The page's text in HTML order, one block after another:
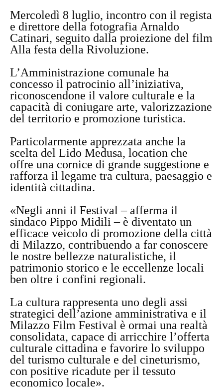
Mercoledì 8 luglio, incontro con il regista
e direttore della fotografia Arnaldo
Catinari, seguito dalla proiezione del film
Alla festa della Rivoluzione.
L’Amministrazione comunale ha
concesso il patrocinio all’iniziativa,
riconoscendone il valore culturale e la
capacità di coniugare arte, valorizzazione
del territorio e promozione turistica.
Particolarmente apprezzata anche la
scelta del Lido Medusa, location che
offre una cornice di grande suggestione e
rafforza il legame tra cultura, paesaggio e
identità cittadina.
«Negli anni il Festival – afferma il
sindaco Pippo Midili – è diventato un
efficace veicolo di promozione della città
di Milazzo, contribuendo a far conoscere
le nostre bellezze naturalistiche, il
patrimonio storico e le eccellenze locali
ben oltre i confini regionali.
La cultura rappresenta uno degli assi
strategici dell’azione amministrativa e il
Milazzo Film Festival è ormai una realtà
consolidata, capace di arricchire l’offerta
culturale cittadina e favorire lo sviluppo
del turismo culturale e del cineturismo,
con positive ricadute per il tessuto
economico locale».